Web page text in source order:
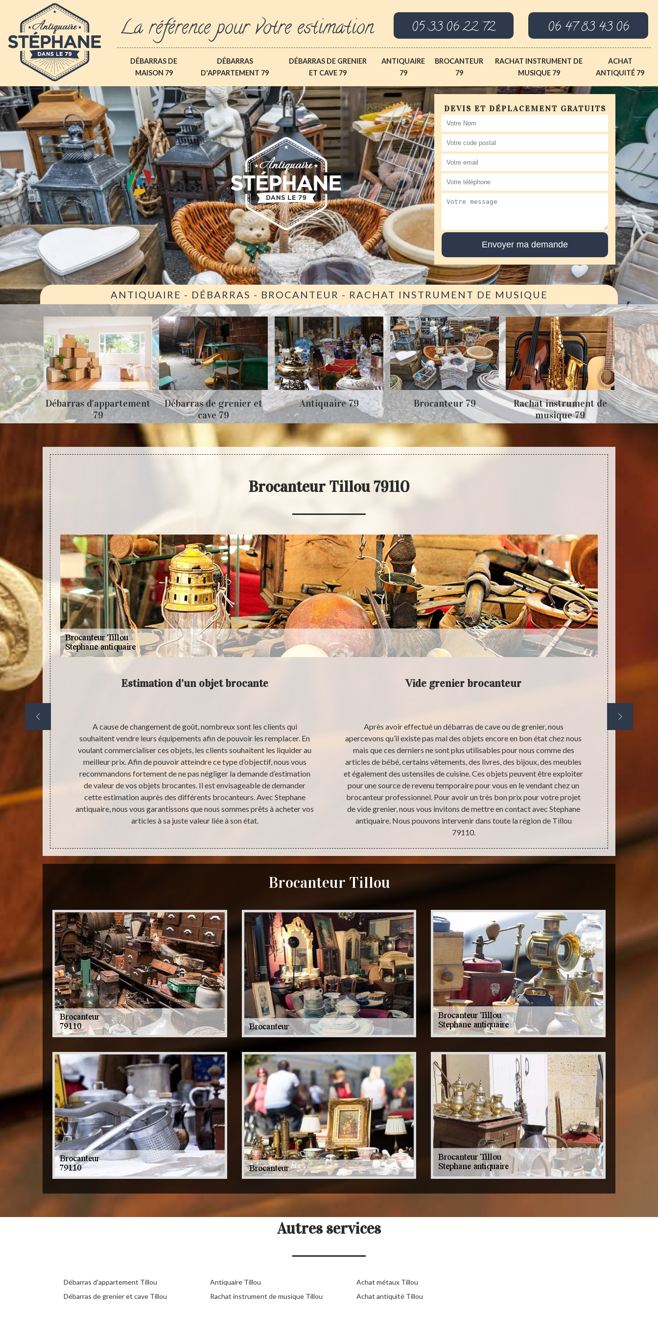
La référence pour votre estimation 05 33 06 22 72 06 47 83 43 06
DÉBARRAS DE
MAISON 79
DÉBARRAS
D'APPARTEMENT 79
DÉBARRAS DE GRENIER
ET CAVE 79
ANTIQUAIRE
79
BROCANTEUR
79
RACHAT INSTRUMENT DE
MUSIQUE 79
ACHAT
ANTIQUITÉ 79
DEVIS ET DÉPLACEMENT GRATUITS
ANTIQUAIRE - DÉBARRAS - BROCANTEUR - RACHAT INSTRUMENT DE MUSIQUE
79
Débarras d'appartement
79
Débarras de grenier et
cave 79
Antiquaire 79 Brocanteur 79
Rachat instrument de
musique 79
Brocanteur Tillou 79110
d’un
en vente.
Estimation d’un objet brocante
A cause de changement de goût, nombreux sont les clients qui
souhaitent vendre leurs équipements afin de pouvoir les remplacer. En
voulant commercialiser ces objets, les clients souhaitent les liquider au
meilleur prix. Afin de pouvoir atteindre ce type d’objectif, nous vous
recommandons fortement de ne pas négliger la demande d’estimation
de valeur de vos objets brocantes. Il est envisageable de demander
cette estimation auprès des différents brocanteurs. Avec Stephane
antiquaire, nous vous garantissons que nous sommes prêts à acheter vos
articles à sa juste valeur liée à son état.
Vide grenier brocanteur
Après avoir effectué un débarras de cave ou de grenier, nous
apercevons qu’il existe pas mal des objets encore en bon état chez nous
mais que ces derniers ne sont plus utilisables pour nous comme des
articles de bébé, certains vêtements, des livres, des bijoux, des meubles
et également des ustensiles de cuisine. Ces objets peuvent être exploiter
pour une source de revenu temporaire pour vous en le vendant chez un
brocanteur professionnel. Pour avoir un très bon prix pour votre projet
de vide grenier, nous vous invitons de mettre en contact avec Stephane
antiquaire. Nous pouvons intervenir dans toute la région de Tillou
79110.
Brocanteur Tillou
Autres services
Débarras d'appartement Tillou
Débarras de grenier et cave Tillou
Antiquaire Tillou
Rachat instrument de musique Tillou
Achat métaux Tillou
Achat antiquité Tillou